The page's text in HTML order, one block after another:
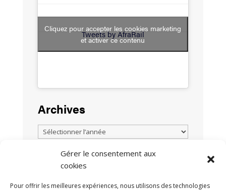
Gérer le consentement aux
cookies
Pour offrir les meilleures expériences, nous utilisons des technologies
Tweets by AfraRail
Cliquez pour accepter les cookies marketing
et activer ce contenu
Archives
TOUTES LES ACTUALITÉS